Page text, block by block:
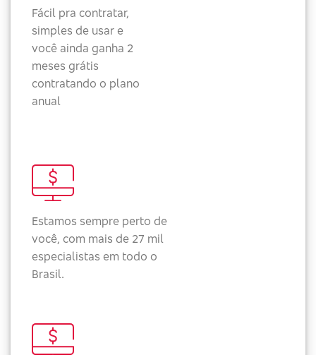
Fácil pra contratar,
simples de usar e
você ainda ganha 2
meses grátis
contratando o plano
anual
Estamos sempre perto de
você, com mais de 27 mil
especialistas em todo o
Brasil.